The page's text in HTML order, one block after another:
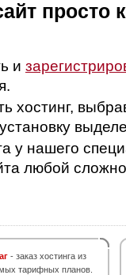
просто
и
хостинг,
у нашего
любой
- заказ хостинга из
тарифных планов.